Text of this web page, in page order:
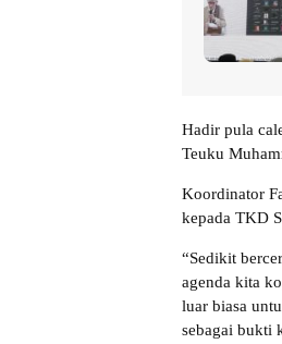
Hadir pula
Teuku
Koordinator
kepada TKD
“Sedikit
agenda kita
luar biasa
sebagai bukti